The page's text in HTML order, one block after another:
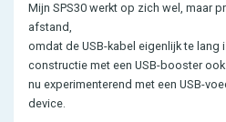
Mijn SPS30 werkt op zich wel, maar
afstand,
omdat de USB-kabel eigenlijk te lang
constructie met een USB-booster
nu experimenterend met een USB-
device.